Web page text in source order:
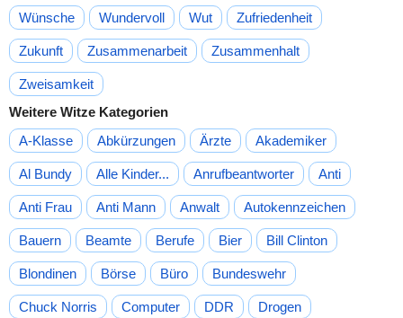
Wünsche Wundervoll Wut Zufriedenheit
Zukunft Zusammenarbeit Zusammenhalt
Zweisamkeit
Weitere Witze Kategorien
A-Klasse
Abkürzungen Ärzte Akademiker
Al Bundy Alle Kinder... Anrufbeantworter Anti
Anti Frau Anti Mann Anwalt Autokennzeichen
Bauern Beamte Berufe Bier Bill Clinton
Blondinen Börse Büro Bundeswehr
Chuck Norris Computer DDR Drogen